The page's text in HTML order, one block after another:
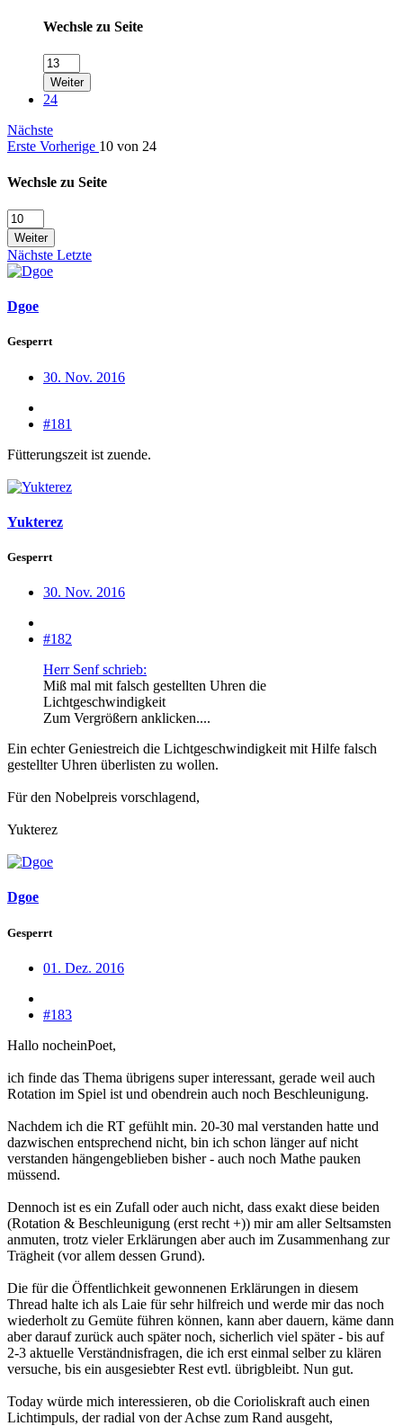
Wechsle zu Seite
Weiter
24
Nächste
Erste Vorherige 10 von 24
Wechsle zu Seite
Weiter
Nächste Letzte
Dgoe
Gesperrt
30. Nov. 2016
#181
Fütterungszeit ist zuende.
Yukterez
Gesperrt
30. Nov. 2016
#182
Herr Senf schrieb:
Miß mal mit falsch gestellten Uhren die
Lichtgeschwindigkeit
Zum Vergrößern anklicken....
Ein echter Geniestreich die Lichtgeschwindigkeit mit Hilfe falsch
gestellter Uhren überlisten zu wollen.
Für den Nobelpreis vorschlagend,
Yukterez
Dgoe
Gesperrt
01. Dez. 2016
#183
Hallo nocheinPoet,
ich finde das Thema übrigens super interessant, gerade weil auch
Rotation im Spiel ist und obendrein auch noch Beschleunigung.
Nachdem ich die RT gefühlt min. 20-30 mal verstanden hatte und
dazwischen entsprechend nicht, bin ich schon länger auf nicht
verstanden hängengeblieben bisher - auch noch Mathe pauken
müssend.
Dennoch ist es ein Zufall oder auch nicht, dass exakt diese beiden
(Rotation & Beschleunigung (erst recht +)) mir am aller Seltsamsten
anmuten, trotz vieler Erklärungen aber auch im Zusammenhang zur
Trägheit (vor allem dessen Grund).
Die für die Öffentlichkeit gewonnenen Erklärungen in diesem
Thread halte ich als Laie für sehr hilfreich und werde mir das noch
wiederholt zu Gemüte führen können, kann aber dauern, käme dann
aber darauf zurück auch später noch, sicherlich viel später - bis auf
2-3 aktuelle Verständnisfragen, die ich erst einmal selber zu klären
versuche, bis ein ausgesiebter Rest evtl. übrigbleibt. Nun gut.
Today würde mich interessieren, ob die Corioliskraft auch einen
Lichtimpuls, der radial von der Achse zum Rand ausgeht,